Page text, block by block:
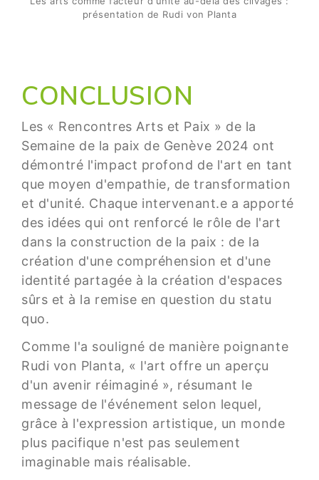
présentation de Rudi von Planta
CONCLUSION
Les « Rencontres Arts et Paix » de la
Semaine de la paix de Genève 2024 ont
démontré l'impact profond de l'art en tant
que moyen d'empathie, de transformation
et d'unité. Chaque intervenant.e a apporté
des idées qui ont renforcé le rôle de l'art
dans la construction de la paix : de la
création d'une compréhension et d'une
identité partagée à la création d'espaces
sûrs et à la remise en question du statu
quo.
Comme l'a souligné de manière poignante
Rudi von Planta, « l'art offre un aperçu
d'un avenir réimaginé », résumant le
message de l'événement selon lequel,
grâce à l'expression artistique, un monde
plus pacifique n'est pas seulement
imaginable mais réalisable.